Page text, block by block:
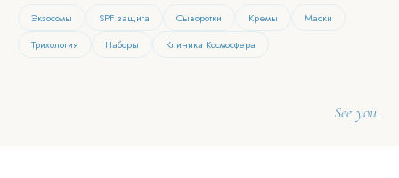
Экзосомы SPF защита Сыворотки Кремы
Маски
Трихология
Наборы Клиника Космосфера
See you.